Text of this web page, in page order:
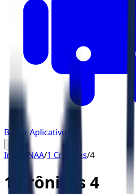
Baixar Aplicativo
☰
Início NAA/1 Crônicas/4
1 Crônicas 4